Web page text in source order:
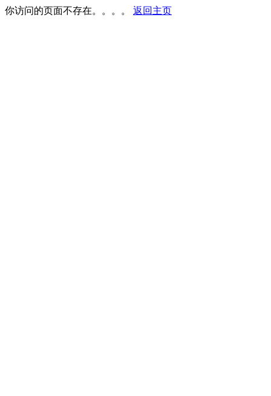
你访问的页面不存在。。。。 返回主页